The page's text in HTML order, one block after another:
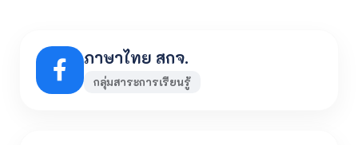
ภาษาไทย สกจ.
กลุ่มสาระการเรียนรู้